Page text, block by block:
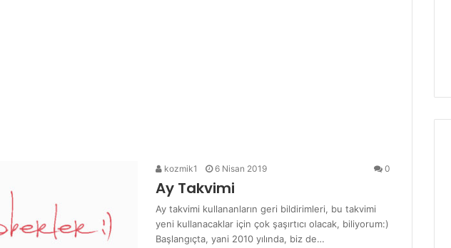
kozmik1 6 Nisan 2019 0
Ay Takvimi
Ay takvimi kullananların geri bildirimleri, bu takvimi
yeni kullanacaklar için çok şaşırtıcı olacak, biliyorum:)
Başlangıçta, yani 2010 yılında, biz de…